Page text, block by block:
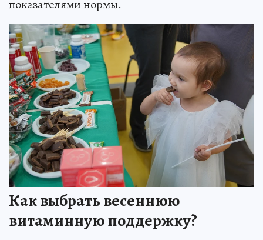
показателями нормы.
Как выбрать весеннюю
витаминную поддержку?